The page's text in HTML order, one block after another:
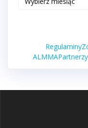
Regulaminy
ALMMA